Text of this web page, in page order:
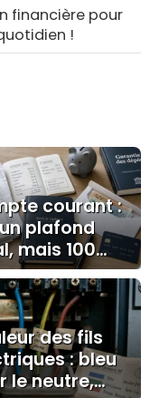
financière pour
!
courant :
plafond
mais 100
€ à surveiller
des fils
: bleu
le neutre,